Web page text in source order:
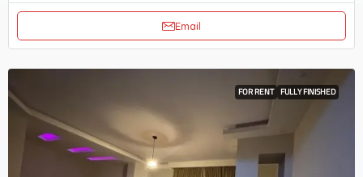
Email
FOR RENT FULLY FINISHED